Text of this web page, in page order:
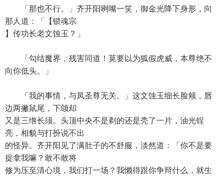
「那也不行。」齐开阳咧嘴一笑，御金光降下身形，向
那人道：「【锁魂宗
】传功长老文蚀玉？」
「勾结魔界，残害同道！莫要以为狐假虎威，本尊绝不
向你低头。」
「我的事情，与凤圣尊无关。」这文蚀玉细长脸颊，唇
边两撇鼠尾，下颌却
又是三绺长须。头顶中央不是剃的还是秃了一片，油光锃
亮，相貌与打扮说不出
的怪异。齐开阳见了满肚子的不舒服，淡然道：「你不是要
捉拿我嘛？敢不敢将
修为压至清心境，我们打一场？我懒得跟你争辩什么，就生